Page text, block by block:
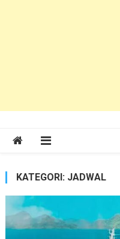
KATEGORI: JADWAL